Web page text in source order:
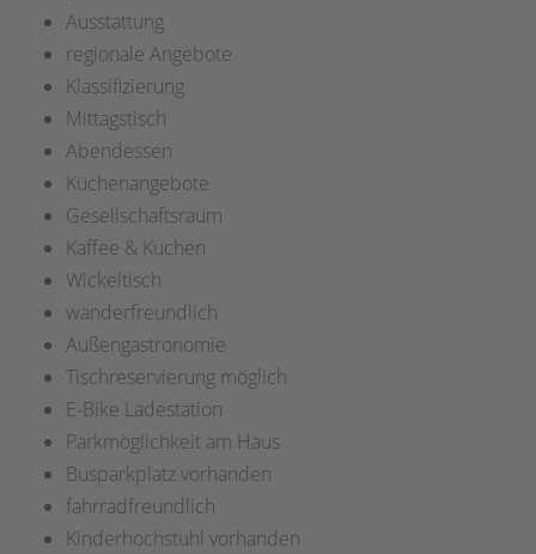
Ausstattung
regionale Angebote
Klassifizierung
Mittagstisch
Abendessen
Küchenangebote
Gesellschaftsraum
Kaffee & Kuchen
Wickeltisch
wanderfreundlich
Außengastronomie
Tischreservierung möglich
E-Bike Ladestation
Parkmöglichkeit am Haus
Busparkplatz vorhanden
fahrradfreundlich
Kinderhochstuhl vorhanden